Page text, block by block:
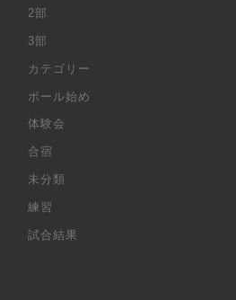
2部
3部
カテゴリー
ボール始め
体験会
合宿
未分類
練習
試合結果